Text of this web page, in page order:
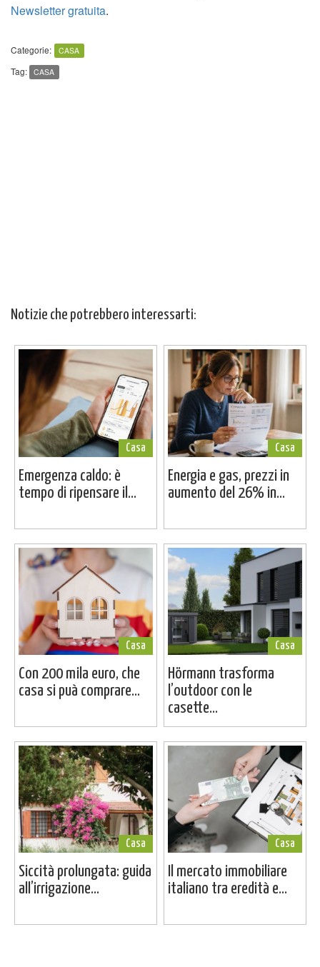
Newsletter gratuita.
Categorie: CASA
Tag: CASA
Notizie che potrebbero interessarti:
Casa
Emergenza caldo: è
tempo di ripensare il...
Casa
Energia e gas, prezzi in
aumento del 26% in...
Casa
Con 200 mila euro, che
casa si puà comprare...
Casa
Hörmann trasforma
l’outdoor con le
casette...
Casa
Siccità prolungata: guida
all’irrigazione...
Casa
Il mercato immobiliare
italiano tra eredità e...